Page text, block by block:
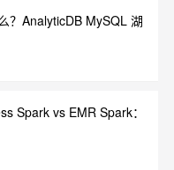
？AnalyticDB MySQL 湖
Spark vs EMR Spark：